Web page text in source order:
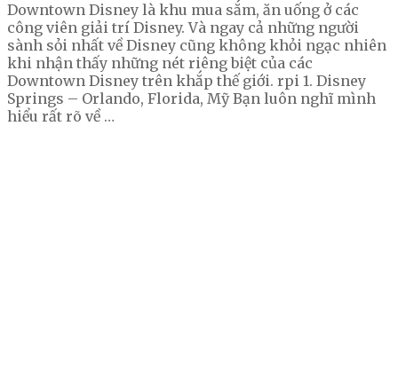
Downtown Disney là khu mua sắm, ăn uống ở các
công viên giải trí Disney. Và ngay cả những người
sành sỏi nhất về Disney cũng không khỏi ngạc nhiên
khi nhận thấy những nét riêng biệt của các
Downtown Disney trên khắp thế giới. rpi 1. Disney
Springs – Orlando, Florida, Mỹ Bạn luôn nghĩ mình
hiểu rất rõ về …